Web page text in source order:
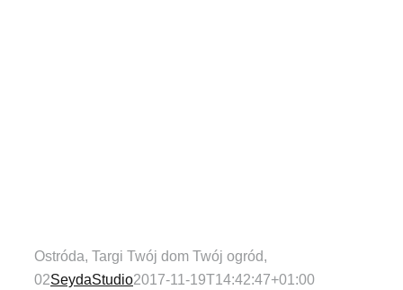
Ostróda, Targi Twój dom Twój ogród,
02SeydaStudio2017-11-19T14:42:47+01:00